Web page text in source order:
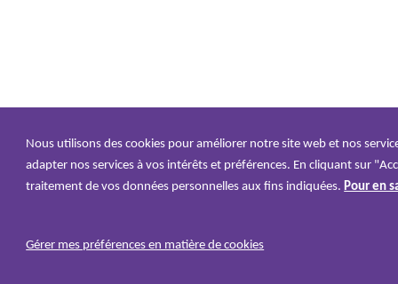
Nous utilisons des cookies pour améliorer notre site web et nos
adapter nos services à vos intérêts et préférences. En cliquant sur
traitement de vos données personnelles aux fins indiquées. Pour en
Gérer mes préférences en matière de cookies